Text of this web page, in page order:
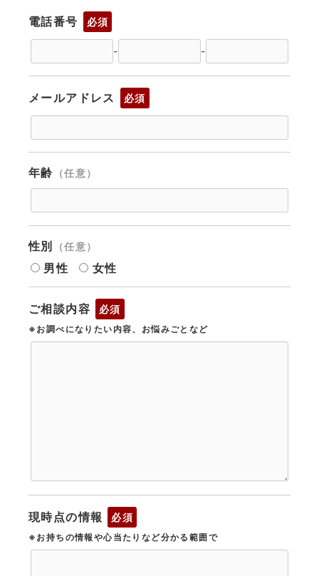
電話番号 必須
- -
メールアドレス 必須
年齢 （任意）
性別 （任意）
男性 女性
ご相談内容 必須
※お調べになりたい内容、お悩みごとなど
現時点の情報 必須
※お持ちの情報や心当たりなど分かる範囲で